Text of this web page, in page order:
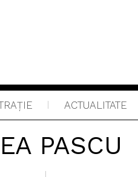
ACTUALITATE
PASCU